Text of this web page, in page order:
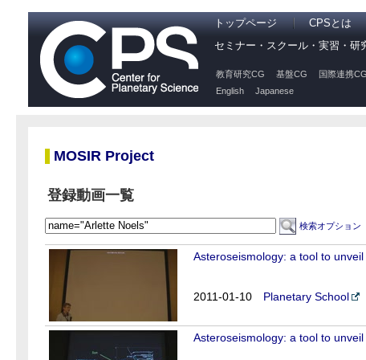
トップページ CPSとは
セミナー・スクール・実習・研
教育研究CG 基盤CG 国際連携CG
English
Japanese
MOSIR Project
登録動画一覧
検索オプション
Asteroseismology: a tool to
2011-01-10
Planetary School
Asteroseismology: a tool to